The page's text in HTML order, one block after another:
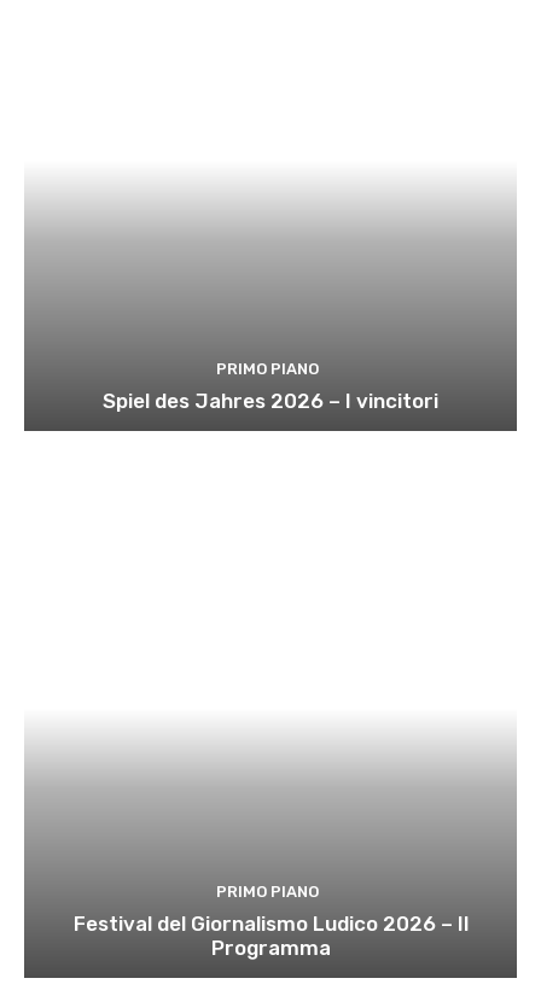
PRIMO PIANO
Spiel des Jahres 2026 – I vincitori
PRIMO PIANO
Festival del Giornalismo Ludico 2026 – Il
Programma